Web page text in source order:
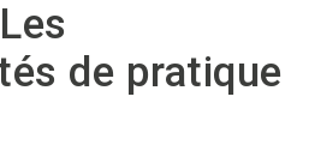
de pratique